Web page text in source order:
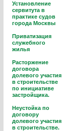
Установление
сервитута в
практике судов
города Москвы
Приватизация
служебного
жилья
Расторжение
договора
долевого участия
в строительстве
по инициативе
застройщика.
Неустойка по
договору
долевого участия
в строительстве.